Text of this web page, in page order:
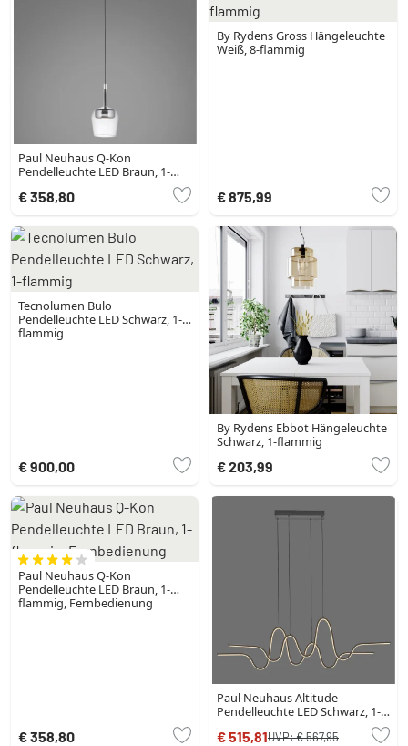
Paul Neuhaus Q-Kon
Pendelleuchte LED Braun, 1-
€ 358,80
By Rydens Gross Hängeleuchte
Weiß, 8-flammig
€ 875,99
Tecnolumen Bulo
Pendelleuchte LED Schwarz, 1-
flammig
€ 900,00
By Rydens Ebbot Hängeleuchte
Schwarz, 1-flammig
€ 203,99
Paul Neuhaus Q-Kon
Pendelleuchte LED Braun, 1-
flammig, Fernbedienung
€ 358,80
Paul Neuhaus Altitude
Pendelleuchte LED Schwarz, 1-
€ 515,81UVP:€ 567,95